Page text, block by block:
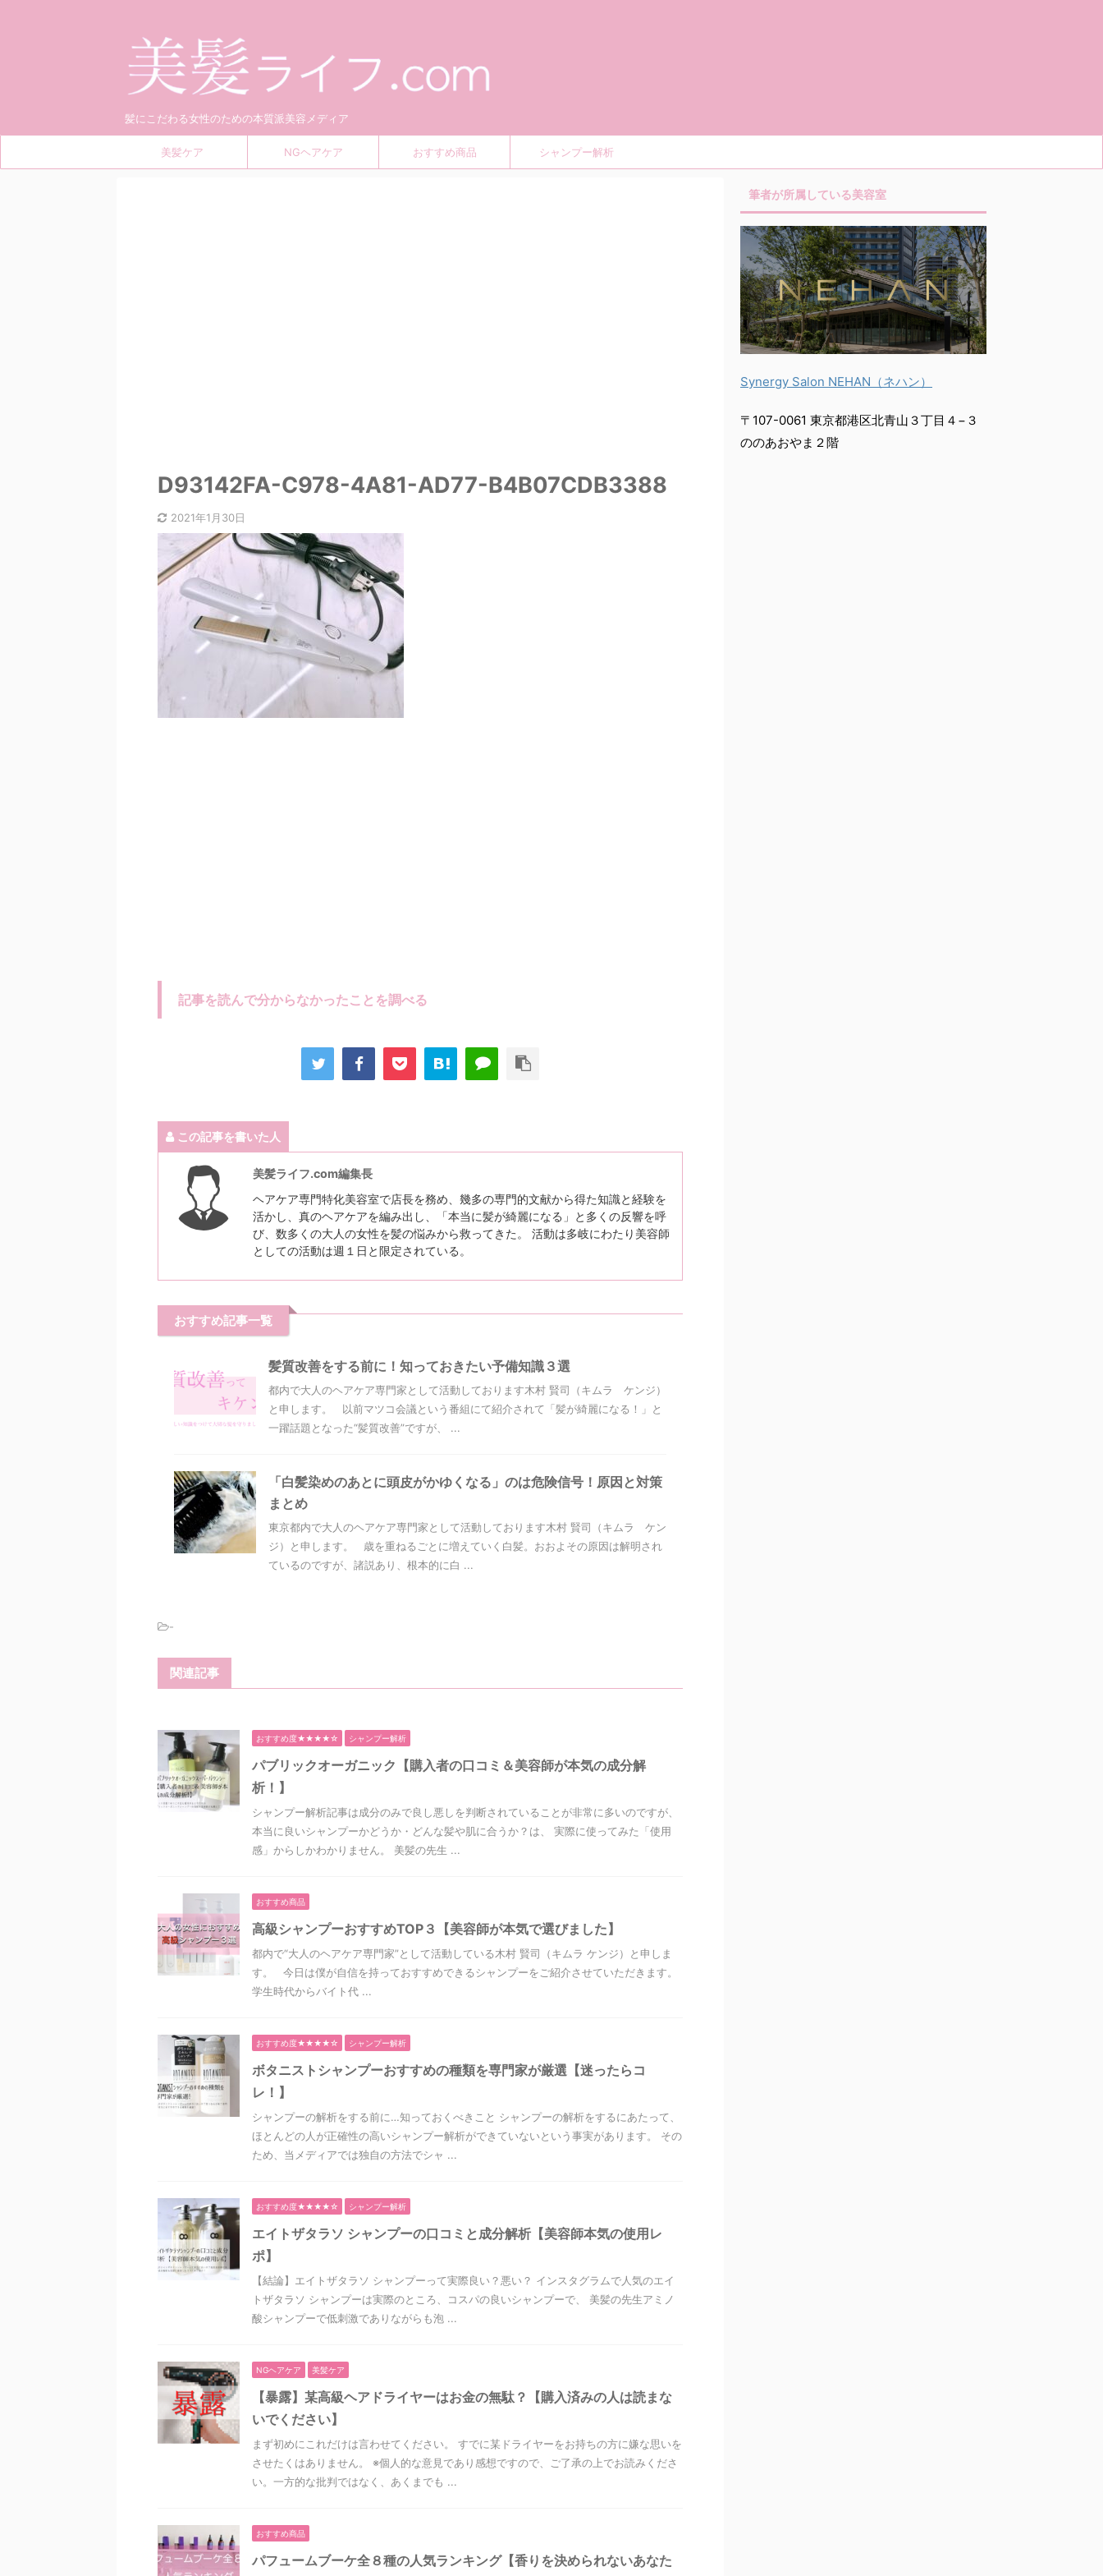
髪にこだわる女性のための本質派美容メディア
美髪ケア NGヘアケア おすすめ商品 シャンプー解析
D93142FA-C978-4A81-AD77-B4B07CDB3388
2021年1月30日
記事を読んで分からなかったことを調べる
この記事を書いた人
美髪ライフ.com編集長
ヘアケア専門特化美容室で店長を務め、幾多の専門的文献から得た知識と経験を
活かし、真のヘアケアを編み出し、「本当に髪が綺麗になる」と多くの反響を呼
び、数多くの大人の女性を髪の悩みから救ってきた。 活動は多岐にわたり美容師
としての活動は週１日と限定されている。
おすすめ記事一覧
髪質改善をする前に！知っておきたい予備知識３選
都内で大人のヘアケア専門家として活動しております木村 賢司（キムラ ケンジ）
と申します。 以前マツコ会議という番組にて紹介されて「髪が綺麗になる！」と
一躍話題となった“髪質改善”ですが、 ...
「白髪染めのあとに頭皮がかゆくなる」のは危険信号！原因と対策
まとめ
東京都内で大人のヘアケア専門家として活動しております木村 賢司（キムラ ケン
ジ）と申します。 歳を重ねるごとに増えていく白髪。おおよその原因は解明され
ているのですが、諸説あり、根本的に白 ...
-
関連記事
おすすめ度★★★★☆ シャンプー解析
パブリックオーガニック【購入者の口コミ＆美容師が本気の成分解
析！】
シャンプー解析記事は成分のみで良し悪しを判断されていることが非常に多いのですが、
本当に良いシャンプーかどうか・どんな髪や肌に合うか？は、 実際に使ってみた「使用
感」からしかわかりません。 美髪の先生 ...
おすすめ商品
高級シャンプーおすすめTOP３【美容師が本気で選びました】
都内で“大人のヘアケア専門家”として活動している木村 賢司（キムラ ケンジ）と申しま
す。 今日は僕が自信を持っておすすめできるシャンプーをご紹介させていただきます。
学生時代からバイト代 ...
おすすめ度★★★★☆ シャンプー解析
ボタニストシャンプーおすすめの種類を専門家が厳選【迷ったらコ
レ！】
シャンプーの解析をする前に…知っておくべきこと シャンプーの解析をするにあたって、
ほとんどの人が正確性の高いシャンプー解析ができていないという事実があります。 その
ため、当メディアでは独自の方法でシャ ...
おすすめ度★★★★☆ シャンプー解析
エイトザタラソ シャンプーの口コミと成分解析【美容師本気の使用レ
ポ】
【結論】エイトザタラソ シャンプーって実際良い？悪い？ インスタグラムで人気のエイ
トザタラソ シャンプーは実際のところ、コスパの良いシャンプーで、 美髪の先生アミノ
酸シャンプーで低刺激でありながらも泡 ...
NGヘアケア 美髪ケア
【暴露】某高級ヘアドライヤーはお金の無駄？【購入済みの人は読まな
いでください】
まず初めにこれだけは言わせてください。 すでに某ドライヤーをお持ちの方に嫌な思いを
させたくはありません。 ※個人的な意見であり感想ですので、ご了承の上でお読みくださ
い。一方的な批判ではなく、あくまでも ...
おすすめ商品
パフュームブーケ全８種の人気ランキング【香りを決められないあなた
筆者が所属している美容室
Synergy Salon NEHAN（ネハン）
〒107-0061 東京都港区北青山３丁目４−３
ののあおやま２階